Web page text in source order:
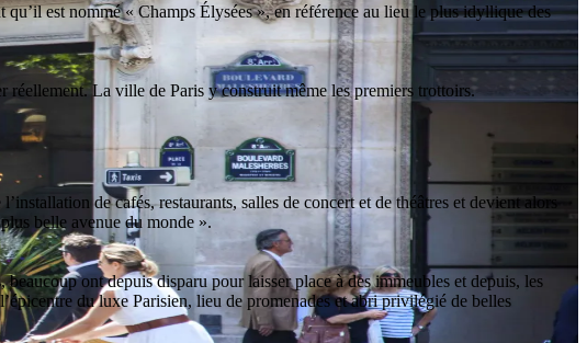
est nommé « Champs Élysées », en référence au lieu le plus idyllique des
réellement. La ville de Paris y construit même les premiers trottoirs.
de cafés, restaurants, salles de concert et de théâtres et devient alors
belle avenue du monde ».
ont depuis disparu pour laisser place à des immeubles et depuis, les
du luxe Parisien, lieu de promenades et abri privilégié de belles